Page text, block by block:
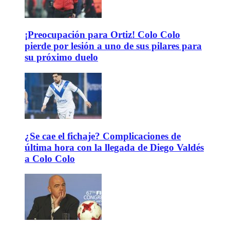
¡Preocupación para Ortiz! Colo Colo
pierde por lesión a uno de sus pilares para
su próximo duelo
¿Se cae el fichaje? Complicaciones de
última hora con la llegada de Diego Valdés
a Colo Colo